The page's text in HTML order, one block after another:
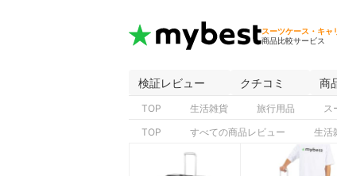
スーツケース・キャ
商品比較サービス
検証レビュー クチコミ 商
TOP 生活雑貨 旅行用品 ス
TOP すべての商品レビュー 生活